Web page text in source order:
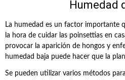
Humedad
La humedad es un factor importante
la hora de cuidar las poinsettias en
provocar la aparición de hongos y
humedad baja puede hacer que la
Se pueden utilizar varios métodos